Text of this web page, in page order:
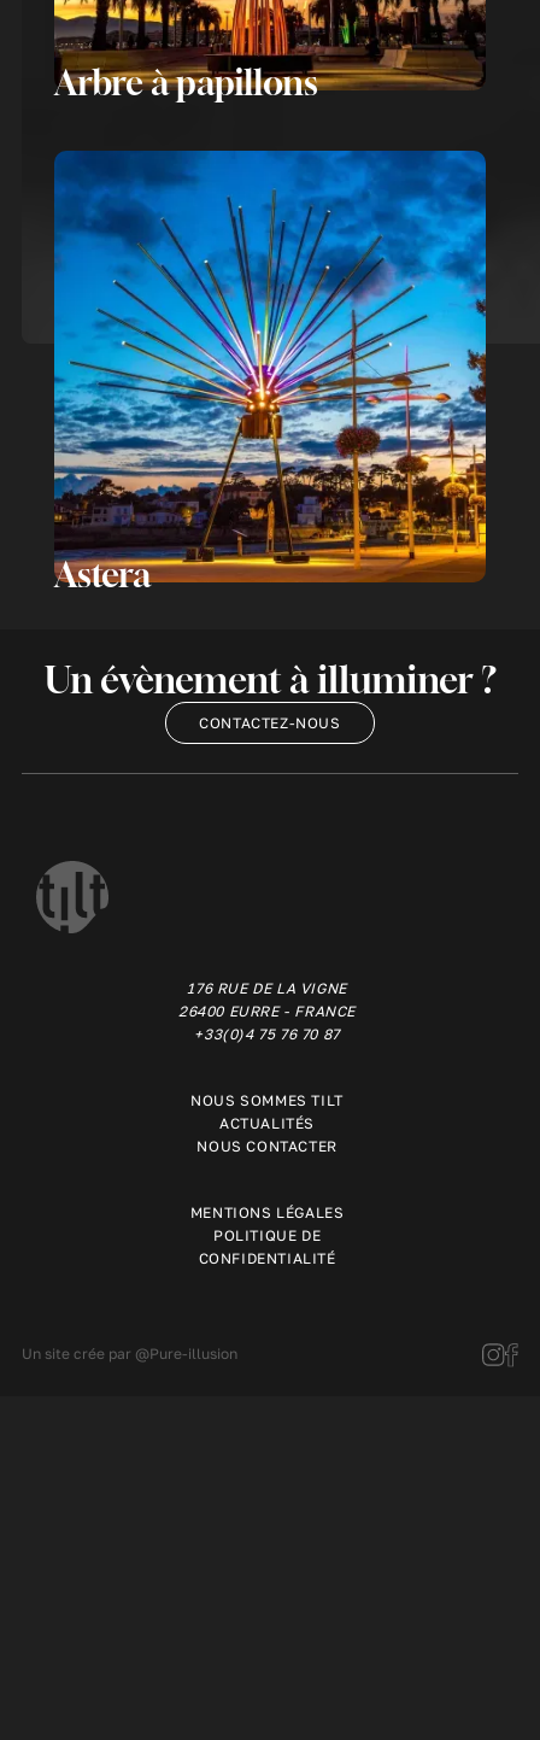
Arbre à papillons
Astera
Un évènement à illuminer ?
CONTACTEZ-NOUS
176 RUE DE LA VIGNE
26400 EURRE - FRANCE
+33(0)4 75 76 70 87
NOUS SOMMES TILT
ACTUALITÉS
NOUS CONTACTER
MENTIONS LÉGALES
POLITIQUE DE
CONFIDENTIALITÉ
Un site crée par @Pure-illusion